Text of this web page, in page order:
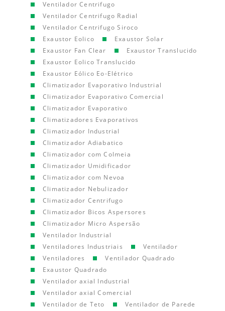
Ventilador Centrifugo
Ventilador Centrifugo Radial
Ventilador Centrifugo Siroco
Exaustor Eolico
Exaustor Solar
Exaustor Fan Clear
Exaustor Translucido
Exaustor Eolico Translucido
Exaustor Eólico Eo-Elétrico
Climatizador Evaporativo Industrial
Climatizador Evaporativo Comercial
Climatizador Evaporativo
Climatizadores Evaporativos
Climatizador Industrial
Climatizador Adiabatico
Climatizador com Colmeia
Climatizador Umidificador
Climatizador com Nevoa
Climatizador Nebulizador
Climatizador Centrifugo
Climatizador Bicos Aspersores
Climatizador Micro Aspersão
Ventilador Industrial
Ventiladores Industriais
Ventilador
Ventiladores
Ventilador Quadrado
Exaustor Quadrado
Ventilador axial Industrial
Ventilador axial Comercial
Ventilador de Teto
Ventilador de Parede